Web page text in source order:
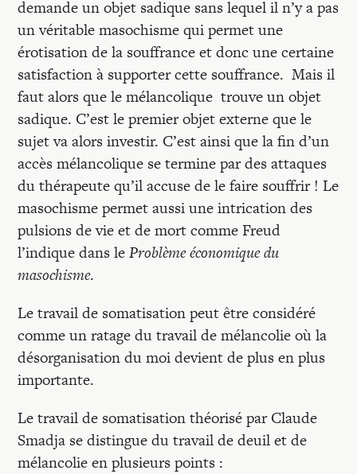
demande un objet sadique sans lequel il n’y a pas
un véritable masochisme qui permet une
érotisation de la souffrance et donc une certaine
satisfaction à supporter cette souffrance. Mais il
faut alors que le mélancolique trouve un objet
sadique. C’est le premier objet externe que le
sujet va alors investir. C’est ainsi que la fin d’un
accès mélancolique se termine par des attaques
du thérapeute qu’il accuse de le faire souffrir ! Le
masochisme permet aussi une intrication des
pulsions de vie et de mort comme Freud
l’indique dans leProblème économique du
masochisme.
Le travail de somatisation peut être considéré
comme un ratage du travail de mélancolie où la
désorganisation du moi devient de plus en plus
importante.
Le travail de somatisation théorisé par Claude
Smadja se distingue du travail de deuil et de
mélancolie en plusieurs points :